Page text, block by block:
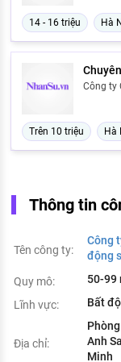
14 - 16 triệu Hà
Công ty
Trên 10 triệu Hà
Thông tin
Tên công ty:
Công
động
Quy mô:
50-99
Lĩnh vực:
Bất
Địa chỉ:
Anh
Minh